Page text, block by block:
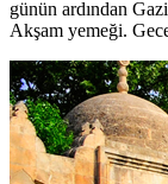
günün ardından
Akşam yemeği.